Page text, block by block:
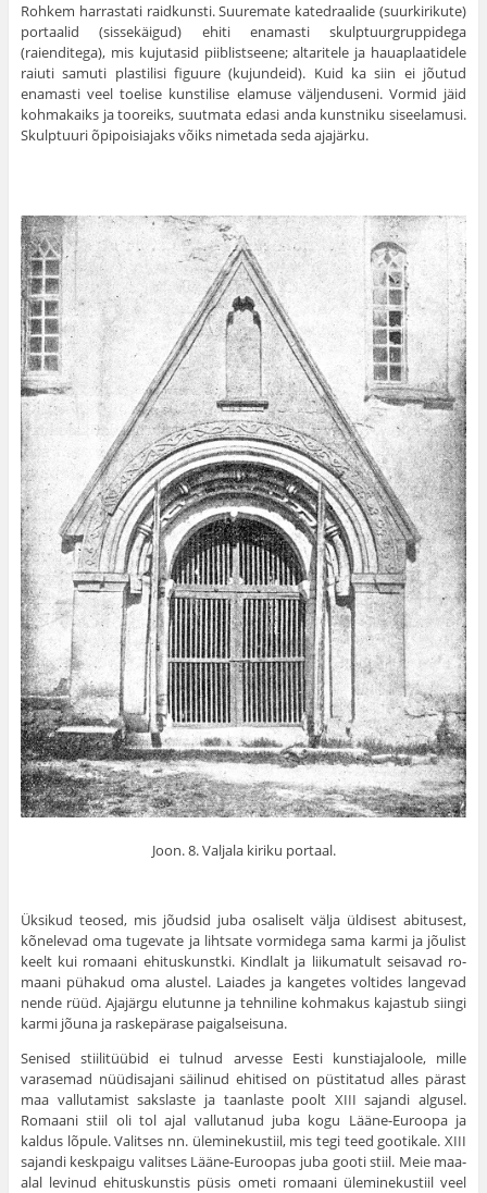
Rohkem harrastati raidkunsti. Suuremate kated­raalide (suurkirikute)
portaalid (sissekäigud) ehiti enamasti skulptuurgruppidega
(raienditega), mis ku­jutasid piiblistseene; altaritele ja hauaplaatidele
raiuti samuti plastilisi figuure (kujundeid). Kuid ka siin ei jõutud
enamasti veel toelise kunstilise elamuse väljen­duseni. Vormid jäid
kohmakaiks ja tooreiks, suut­mata edasi anda kunstniku siseelamusi.
Skulptuuri õpipoisiajaks võiks nimetada seda ajajärku.
Joon. 8. Valjala kiriku portaal.
Üksikud teosed, mis jõudsid juba osaliselt välja üldisest abitusest,
kõnelevad oma tugevate ja lihtsate vormidega sama karmi ja jõulist
keelt kui romaani ehituskunstki. Kindlalt ja liikumatult seisavad ro­
maani pühakud oma alustel. Laiades ja kangetes vol­tides langevad
nende rüüd. Ajajärgu elutunne ja tehniline kohmakus kajastub siingi
karmi jõuna ja raskepärase paigalseisuna.
Senised stiilitüübid ei tulnud arvesse Eesti kunsti­ajaloole, mille
varasemad nüüdisajani säilinud ehiti­sed on püstitatud alles pärast
maa vallutamist sakslaste ja taanlaste poolt XIII sajandi algusel.
Romaani stiil oli tol ajal vallutanud juba kogu Lääne-Euroopa ja
kaldus lõpule. Valitses nn. üleminekustiil, mis tegi teed gootikale. XIII
sajandi keskpaigu valitses Lääne-Euroopas juba gooti stiil. Meie maa-
alal levinud ehituskunstis püsis ometi romaani üleminekustiil veel